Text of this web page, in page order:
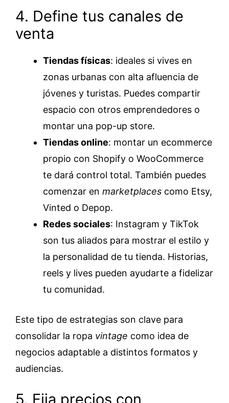
4. Define tus canales de
venta
Tiendas físicas: ideales si vives en
zonas urbanas con alta afluencia de
jóvenes y turistas. Puedes compartir
espacio con otros emprendedores o
montar una pop-up store.
Tiendas online: montar un ecommerce
propio con Shopify o WooCommerce
te dará control total. También puedes
comenzar en marketplaces como Etsy,
Vinted o Depop.
Redes sociales: Instagram y TikTok
son tus aliados para mostrar el estilo y
la personalidad de tu tienda. Historias,
reels y lives pueden ayudarte a fidelizar
tu comunidad.
Este tipo de estrategias son clave para
consolidar la ropa vintage como idea de
negocios adaptable a distintos formatos y
audiencias.
5. Fija precios con